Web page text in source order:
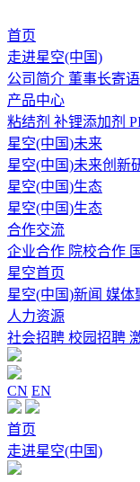
首页
走进星空(中国)
公司简介 董事长寄语
产品中心
粘结剂 补锂添加剂
星空(中国)未来
星空(中国)未来创新
星空(中国)生态
星空(中国)生态
合作交流
企业合作 院校合作
星空首页
星空(中国)新闻 媒体
人力资源
社会招聘 校园招聘
CN EN
首页
走进星空(中国)